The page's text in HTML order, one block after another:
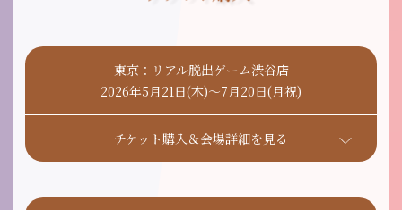
東京：リアル脱出ゲーム渋谷店
2026年5月21日(木)〜7月20日(月祝)
チケット購入＆会場詳細を見る